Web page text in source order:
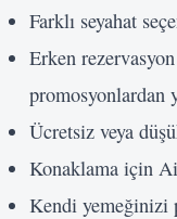
Farklı seyahat
Erken
promosyonlardan
Ücretsiz veya
Konaklama için
Kendi yemeğinizi